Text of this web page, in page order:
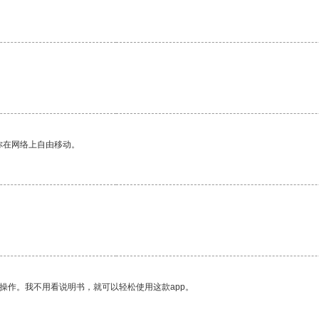
网络上自由移动。
。我不用看说明书，就可以轻松使用这款app。